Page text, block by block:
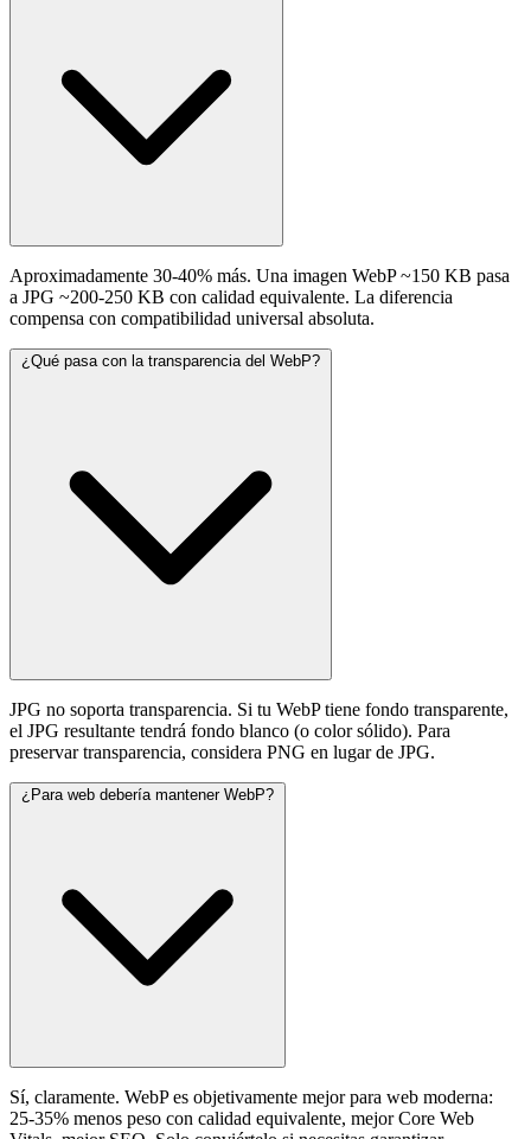
Aproximadamente 30-40% más. Una imagen WebP ~150 KB pasa
a JPG ~200-250 KB con calidad equivalente. La diferencia
compensa con compatibilidad universal absoluta.
¿Qué pasa con la transparencia del WebP?
JPG no soporta transparencia. Si tu WebP tiene fondo transparente,
el JPG resultante tendrá fondo blanco (o color sólido). Para
preservar transparencia, considera PNG en lugar de JPG.
¿Para web debería mantener WebP?
Sí, claramente. WebP es objetivamente mejor para web moderna:
25-35% menos peso con calidad equivalente, mejor Core Web